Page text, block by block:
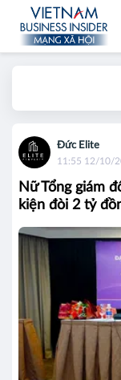
Đức Elite
11:55 12/10/
Nữ Tổng giám
kiện đòi 2 tỷ